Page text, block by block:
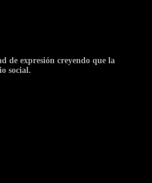
de expresión creyendo que la
social.